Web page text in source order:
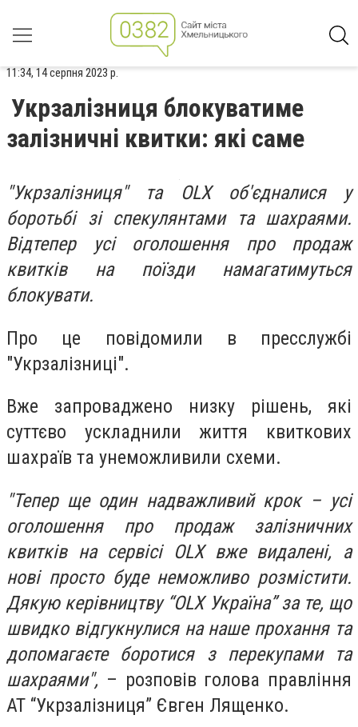
11:34, 14 серпня 2023 р.
Укрзалізниця блокуватиме
залізничні квитки: які саме
"Укрзалізниця" та OLX об'єдналися у
боротьбі зі спекулянтами та шахраями.
Відтепер усі оголошення про продаж
квитків на поїзди намагатимуться
блокувати.
Про це повідомили в пресслужбі
"Укрзалізниці".
Вже запроваджено низку рішень, які
суттєво ускладнили життя квиткових
шахраїв та унеможливили схеми.
"Тепер ще один надважливий крок – усі
оголошення про продаж залізничних
квитків на сервісі OLX вже видалені, а
нові просто буде неможливо розмістити.
Дякую керівництву “OLX Україна” за те, що
швидко відгукнулися на наше прохання та
допомагаєте боротися з перекупами та
шахраями", – розповів голова правління
АТ “Укрзалізниця” Євген Лященко. ⠀